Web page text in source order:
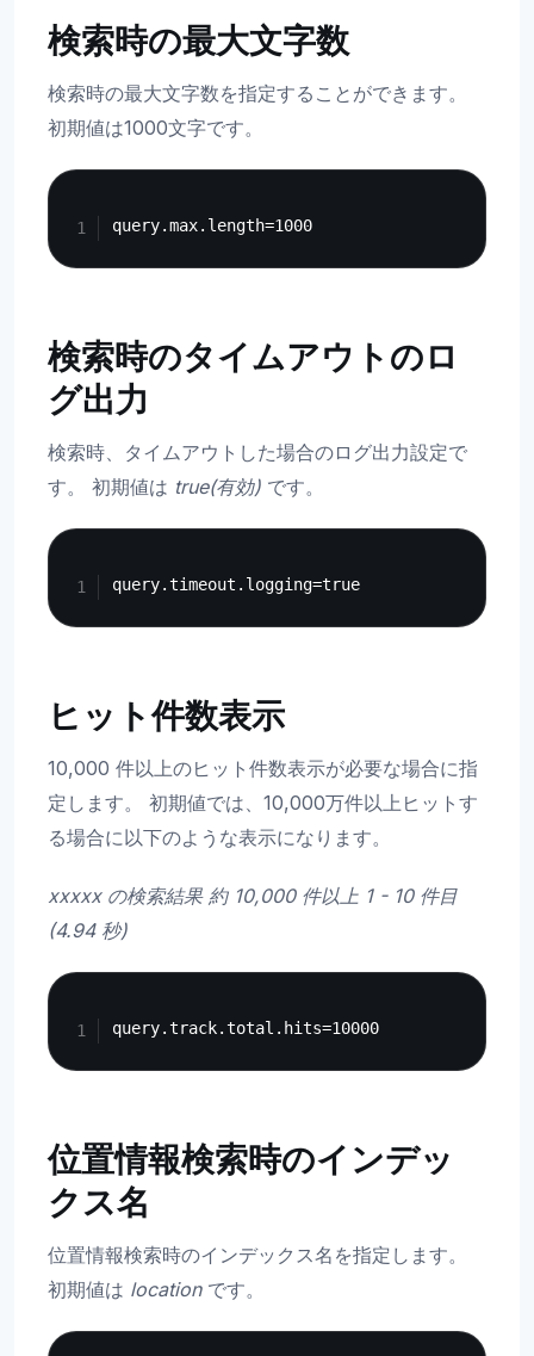
検索時の最大文字数
検索時の最大文字数を指定することができます。
初期値は1000文字です。
検索時のタイムアウトのロ
グ出力
検索時、タイムアウトした場合のログ出力設定で
す。 初期値は true(有効) です。
ヒット件数表示
10,000 件以上のヒット件数表示が必要な場合に指
定します。 初期値では、10,000万件以上ヒットす
る場合に以下のような表示になります。
xxxxx の検索結果 約 10,000 件以上 1 - 10 件目
(4.94 秒)
位置情報検索時のインデッ
クス名
位置情報検索時のインデックス名を指定します。
初期値は locationです。